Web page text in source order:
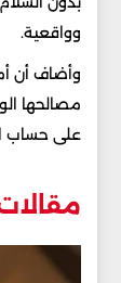
وواقعية.
وأضاف أن
مصالحها
على حساب